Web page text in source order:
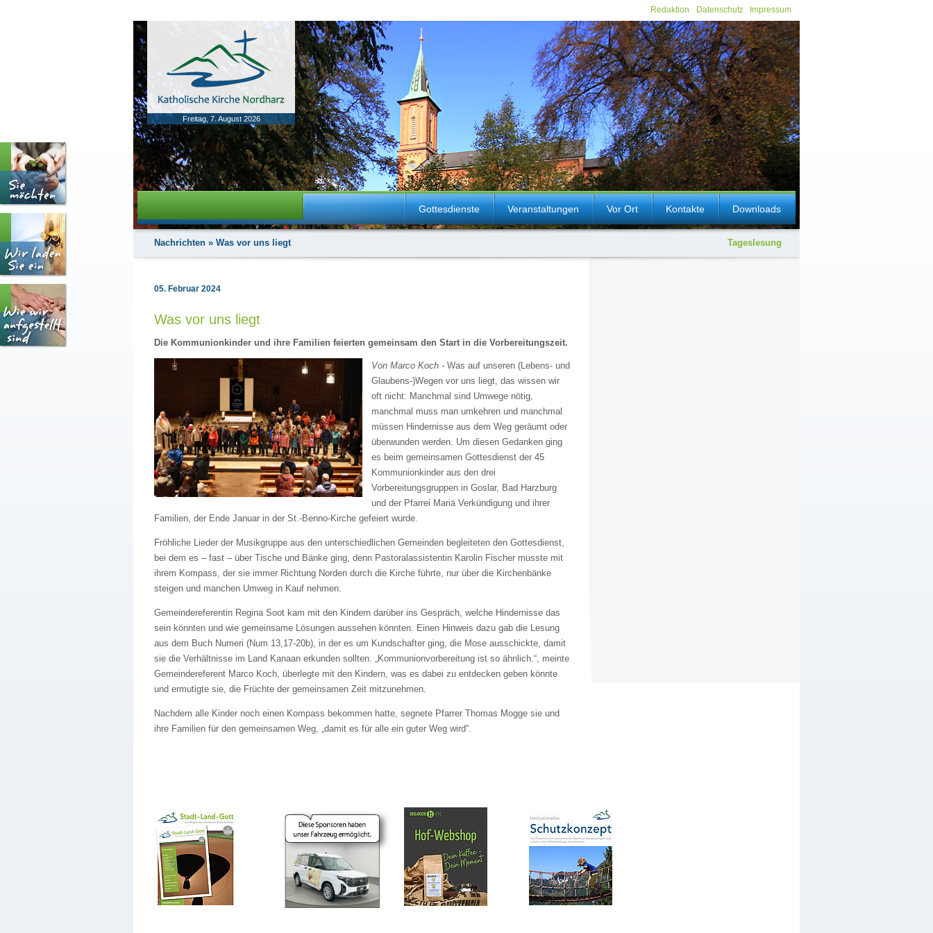
Redaktion Datenschutz Impressum
Freitag, 7. August 2026
Gottesdienste Veranstaltungen Vor Ort Kontakte Downloads
Nachrichten » Was vor uns liegt Tageslesung
05. Februar 2024
Was vor uns liegt
Die Kommunionkinder und ihre Familien feierten gemeinsam den Start in die Vorbereitungszeit.
Von Marco Koch - Was auf unseren (Lebens- und
Glaubens-)Wegen vor uns liegt, das wissen wir
oft nicht: Manchmal sind Umwege nötig,
manchmal muss man umkehren und manchmal
müssen Hindernisse aus dem Weg geräumt oder
überwunden werden. Um diesen Gedanken ging
es beim gemeinsamen Gottesdienst der 45
Kommunionkinder aus den drei
Vorbereitungsgruppen in Goslar, Bad Harzburg
und der Pfarrei Mariä Verkündigung und ihrer
Familien, der Ende Januar in der St.-Benno-Kirche gefeiert wurde.
Fröhliche Lieder der Musikgruppe aus den unterschiedlichen Gemeinden begleiteten den Gottesdienst,
bei dem es – fast – über Tische und Bänke ging, denn Pastoralassistentin Karolin Fischer musste mit
ihrem Kompass, der sie immer Richtung Norden durch die Kirche führte, nur über die Kirchenbänke
steigen und manchen Umweg in Kauf nehmen.
Gemeindereferentin Regina Soot kam mit den Kindern darüber ins Gespräch, welche Hindernisse das
sein könnten und wie gemeinsame Lösungen aussehen könnten. Einen Hinweis dazu gab die Lesung
aus dem Buch Numeri (Num 13,17-20b), in der es um Kundschafter ging, die Mose ausschickte, damit
sie die Verhältnisse im Land Kanaan erkunden sollten. „Kommunionvorbereitung ist so ähnlich.“, meinte
Gemeindereferent Marco Koch, überlegte mit den Kindern, was es dabei zu entdecken geben könnte
und ermutigte sie, die Früchte der gemeinsamen Zeit mitzunehmen.
Nachdem alle Kinder noch einen Kompass bekommen hatte, segnete Pfarrer Thomas Mogge sie und
ihre Familien für den gemeinsamen Weg, „damit es für alle ein guter Weg wird“.